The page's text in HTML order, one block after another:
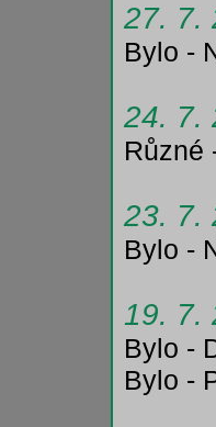
27. 7.
Bylo -
24. 7.
Různé
23. 7.
Bylo -
19. 7.
Bylo -
Bylo -